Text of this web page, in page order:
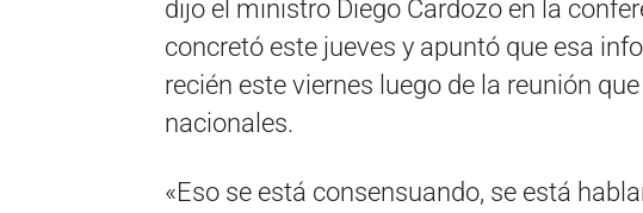
dijo el ministro Diego Cardozo en la
concretó este jueves y apuntó que esa
recién este viernes luego de la reunión
nacionales.
«Eso se está consensuando, se está